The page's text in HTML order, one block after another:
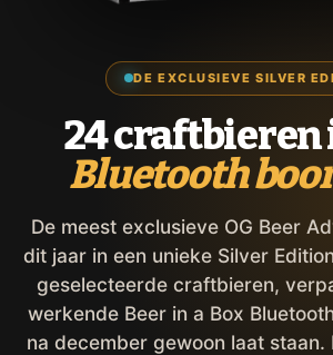
DE EXCLUSIEVE SILVER
24 craftbieren
Bluetooth
De meest exclusieve OG Beer
dit jaar in een unieke Silver
geselecteerde craftbieren,
werkende Beer in a Box
na december gewoon laat